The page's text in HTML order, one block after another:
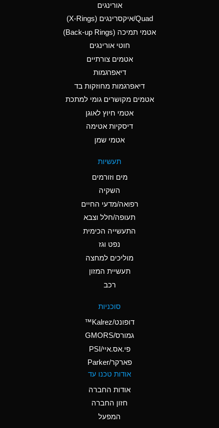
Aluminum Nitrate
(Aqueous)
Aluminum Phosphate
Ammonia Anhydrous
B
Ammonia Gas (cold)
A
Ammonia Gas (hot)
Ammonium Hydroxide
D
Ammonium Nitrate
Ammonium Nitrite
Ammonium Persulfate
Ammonium Phosphate
A
Ammonium Sulfate
A
Amyl Acetate (Banana
אורינגים
Quad/איקסרינגים (X-Rings)
אטמי תמיכה (Back-up Rings)
חוטי אורינגים
אטמים צורתיים
דיאפרגמות
דיאפרגמות מחוזקות בד
אטמים מקושרים גומי למתכת
אטמי חיוץ לאוגן
דיסקיות אטימה
אטמי שמן
תעשיות
מים וזורמים
השקיה
רפואה/מדעי החיים
תעופה/חלל וצבא
התעשייה הכימית
נפט וגז
מוליכים למחצה
תעשיית המזון
רכב
סוכניות
דופונט/Kalrez™
גמורס/GMORS
פי.אס.איי/PSI
פארקר/Parker
אודות טכנו עד
אודות החברה
חזון החברה
המפעל